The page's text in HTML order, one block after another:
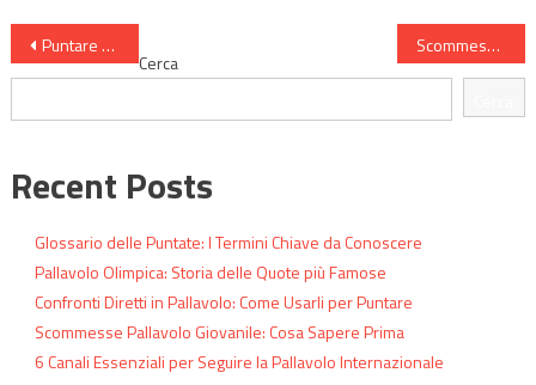
Navigazione
articoli
Puntare per Set o per Match: Cosa Conviene di Più? Scommesse Pallavolo Giovanile: Cosa Sapere Prima
Cerca
Recent Posts
Glossario delle Puntate: I Termini Chiave da Conoscere
Pallavolo Olimpica: Storia delle Quote più Famose
Confronti Diretti in Pallavolo: Come Usarli per Puntare
Scommesse Pallavolo Giovanile: Cosa Sapere Prima
6 Canali Essenziali per Seguire la Pallavolo Internazionale